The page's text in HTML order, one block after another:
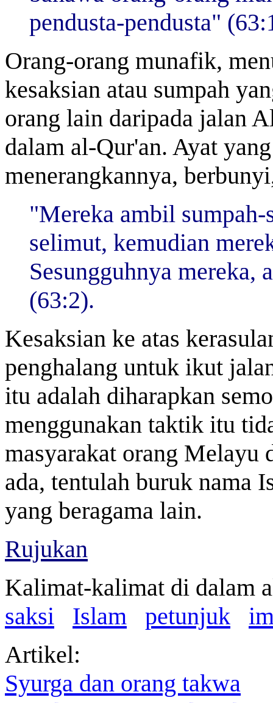
pendusta-pendusta"
Orang-orang munafik,
kesaksian atau sumpah
orang lain daripada jalan
dalam al-Qur'an. Ayat
menerangkannya,
"Mereka ambil sumpah-
selimut, kemudian
Sesungguhnya mereka,
(63:2).
Kesaksian ke atas
penghalang untuk ikut
itu adalah diharapkan
menggunakan taktik itu
masyarakat orang Melayu
ada, tentulah buruk nama
yang beragama lain.
Rujukan
Kalimat-kalimat di dalam
saksi
Islam petunjuk
Artikel:
Syurga dan orang takwa